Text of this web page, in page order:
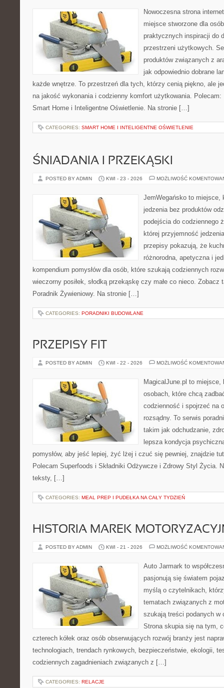
Nowoczesna strona
miejsce stworzone dla
praktycznych inspiracji do
przestrzeni użytkowych.
produktów związanych z
jak odpowiednio dobrane
każde wnętrze. To przestrzeń dla tych, którzy cenią piękno, ale
na jakość wykonania i codzienny komfort użytkowania.
Smart Home i Inteligentne Oświetlenie. Na stronie […]
CATEGORIES: SMART HOME I INTELIGENTNE OŚWIETLENIE
ŚNIADANIA I PRZEKĄSKI
POSTED BY ADMIN KWI - 23 - 2026 MOŻLIWOŚĆ
JemWegańsko to miejsce,
jedzenia bez produktów
podejścia do codziennego
której przyjemność
przepisy pokazują, że
różnorodna, apetyczna i
kompendium pomysłów dla osób, które szukają codziennych
wieczorny posiłek, słodką przekąskę czy małe co nieco.
Poradnik Żywieniowy. Na stronie […]
CATEGORIES: PORADNIKI BUDOWLANE
PRZEPISY FIT
POSTED BY ADMIN KWI - 22 - 2026 MOŻLIWOŚĆ
MagicalJune.pl to miejsce,
osobach, które chcą
codzienność i spojrzeć na
rozsądny. To serwis
takim jak odchudzanie,
lepsza kondycja
pomysłów, aby jeść lepiej, żyć lżej i czuć się pewniej, znajdzie
Polecam Superfoods i Składniki Odżywcze i Zdrowy Styl Życia.
teksty, […]
CATEGORIES: MEAL PREP I PUDEŁKA NA CAŁY TYDZIEŃ
HISTORIA MAREK
POSTED BY ADMIN KWI - 21 - 2026 MOŻLIWOŚĆ
Auto Jarmark to
pasjonują się światem
myślą o czytelnikach,
tematach związanych z
szukają treści podanych
Strona skupia się na tym,
czterech kółek oraz osób obserwujących rozwój branży jest
technologiach, trendach rynkowych, bezpieczeństwie, ekologii,
codziennych zagadnieniach związanych z […]
CATEGORIES: RELACJE